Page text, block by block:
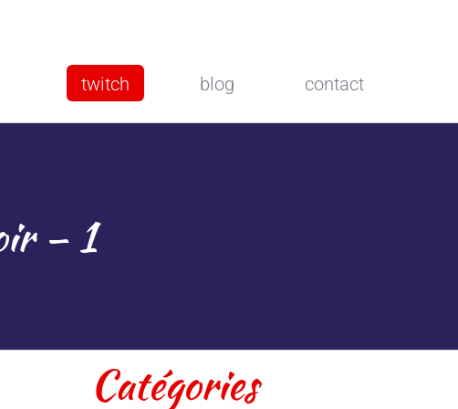
twitch blog contact
– 1
Catégories